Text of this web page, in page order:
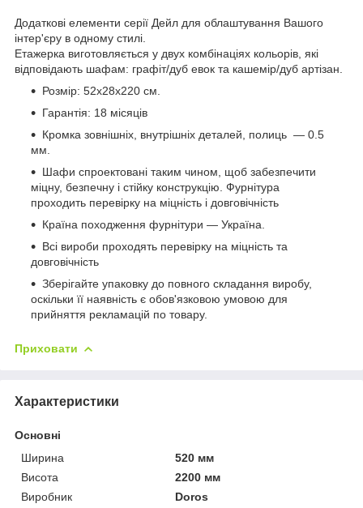
Додаткові елементи серії Дейл для облаштування Вашого
інтер'єру в одному стилі.
Етажерка виготовляється у двух комбінаціях кольорів, які
відповідають шафам: графіт/дуб евок та кашемір/дуб артізан.
Розмір: 52х28х220 см.
Гарантія: 18 місяців
Кромка зовнішніх, внутрішніх деталей, полиць — 0.5
мм.
Шафи спроектовані таким чином, щоб забезпечити
міцну, безпечну і стійку конструкцію. Фурнітура
проходить перевірку на міцність і довговічність
Країна походження фурнітури — Україна.
Всі вироби проходять перевірку на міцність та
довговічність
Зберігайте упаковку до повного складання виробу,
оскільки її наявність є обов'язковою умовою для
прийняття рекламацій по товару.
Приховати
Характеристики
Основні
Ширина
520 мм
Висота
2200 мм
Виробник
Doros